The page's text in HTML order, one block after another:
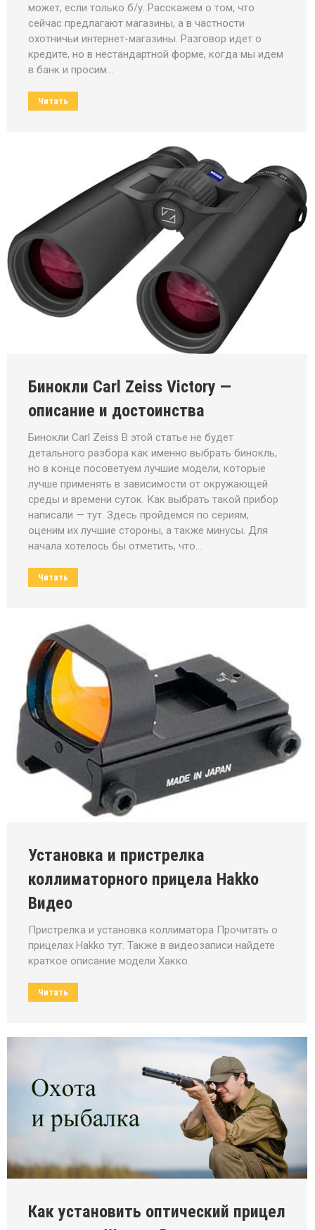
может, если только б/у. Расскажем о том, что
сейчас предлагают магазины, а в частности
охотничьи интернет-магазины. Разговор идет о
кредите, но в нестандартной форме, когда мы идем
в банк и просим…
Читать
Бинокли Carl Zeiss Victory —
описание и достоинства
Бинокли Carl Zeiss В этой статье не будет
детального разбора как именно выбрать бинокль,
но в конце посоветуем лучшие модели, которые
лучше применять в зависимости от окружающей
среды и времени суток. Как выбрать такой прибор
написали — тут. Здесь пройдемся по сериям,
оценим их лучшие стороны, а также минусы. Для
начала хотелось бы отметить, что…
Читать
Установка и пристрелка
коллиматорного прицела Hakko
Видео
Пристрелка и установка коллиматора Прочитать о
прицелах Hakko тут. Также в видеозаписи найдете
краткое описание модели Хакко.
Читать
Как установить оптический прицел